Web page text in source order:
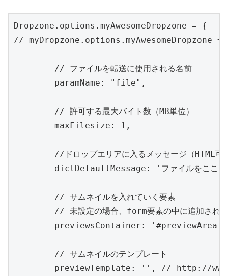
Dropzone.options.myAwesomeDropzone = {
// myDropzone.options.myAwesomeDropzone